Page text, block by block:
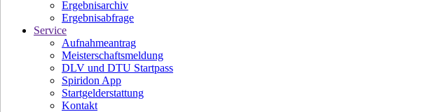
Ergebnisarchiv
Ergebnisabfrage
Service
Aufnahmeantrag
Meisterschaftsmeldung
DLV und DTU Startpass
Spiridon App
Startgelderstattung
Kontakt